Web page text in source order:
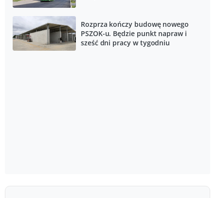
Rozprza kończy budowę nowego
PSZOK-u. Będzie punkt napraw i
sześć dni pracy w tygodniu